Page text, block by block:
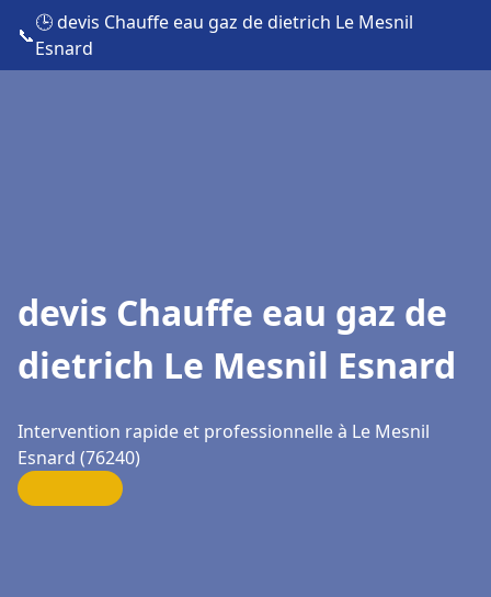
📞
🕒 devis Chauffe eau gaz de dietrich Le Mesnil
Esnard
devis Chauffe eau gaz de
dietrich Le Mesnil Esnard
Intervention rapide et professionnelle à Le Mesnil
Esnard (76240)